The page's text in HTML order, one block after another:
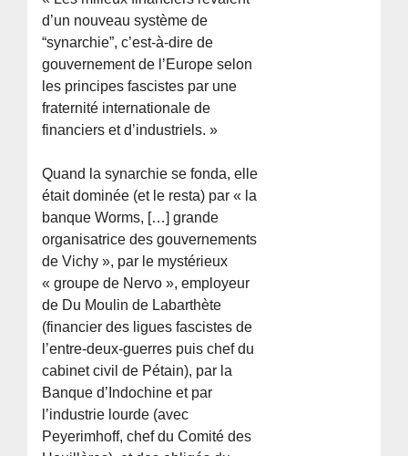
d’un nouveau système de
“synarchie”, c’est-à-dire de
gouvernement de l’Europe selon
les principes fascistes par une
fraternité internationale de
financiers et d’industriels. »
Quand la synarchie se fonda, elle
était dominée (et le resta) par « la
banque Worms, […] grande
organisatrice des gouvernements
de Vichy », par le mystérieux
« groupe de Nervo », employeur
de Du Moulin de Labarthète
(financier des ligues fascistes de
l’entre-deux-guerres puis chef du
cabinet civil de Pétain), par la
Banque d’Indochine et par
l’industrie lourde (avec
Peyerimhoff, chef du Comité des